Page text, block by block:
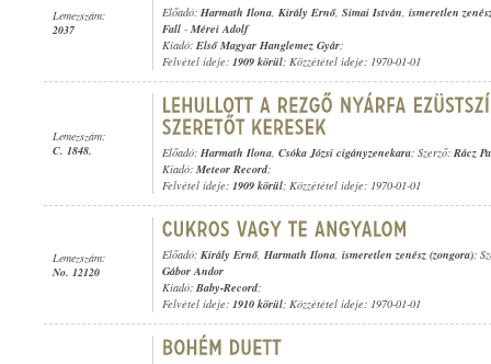
Lemezszám:
2037
Előadó: Harmath Ilona, Király Ernő, Simai István, ismeretlen
Fall - Mérei Adolf
Kiadó: Első Magyar Hanglemez Gyár;
Felvétel ideje: 1909 körül; Közzététel ideje: 1970-01-01
Lemezszám:
C. 1848.
Előadó: Harmath Ilona, Csóka Józsi cigányzenekara; Szerző: Rácz
Kiadó: Meteor Record;
Felvétel ideje: 1909 körül; Közzététel ideje: 1970-01-01
Lemezszám:
No. 12120
Előadó: Király Ernő, Harmath Ilona, ismeretlen zenész (zongora);
Gábor Andor
Kiadó: Baby-Record;
Felvétel ideje: 1910 körül; Közzététel ideje: 1970-01-01